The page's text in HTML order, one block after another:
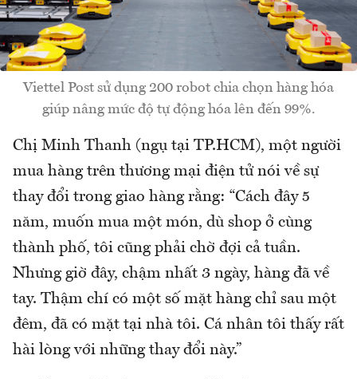
Viettel Post sử dụng 200 robot chia chọn hàng hóa
giúp nâng mức độ tự động hóa lên đến 99%.
Chị Minh Thanh (ngụ tại TP.HCM), một người
mua hàng trên thương mại điện tử nói về sự
thay đổi trong giao hàng rằng: “Cách đây 5
năm, muốn mua một món, dù shop ở cùng
thành phố, tôi cũng phải chờ đợi cả tuần.
Nhưng giờ đây, chậm nhất 3 ngày, hàng đã về
tay. Thậm chí có một số mặt hàng chỉ sau một
đêm, đã có mặt tại nhà tôi. Cá nhân tôi thấy rất
hài lòng với những thay đổi này.”